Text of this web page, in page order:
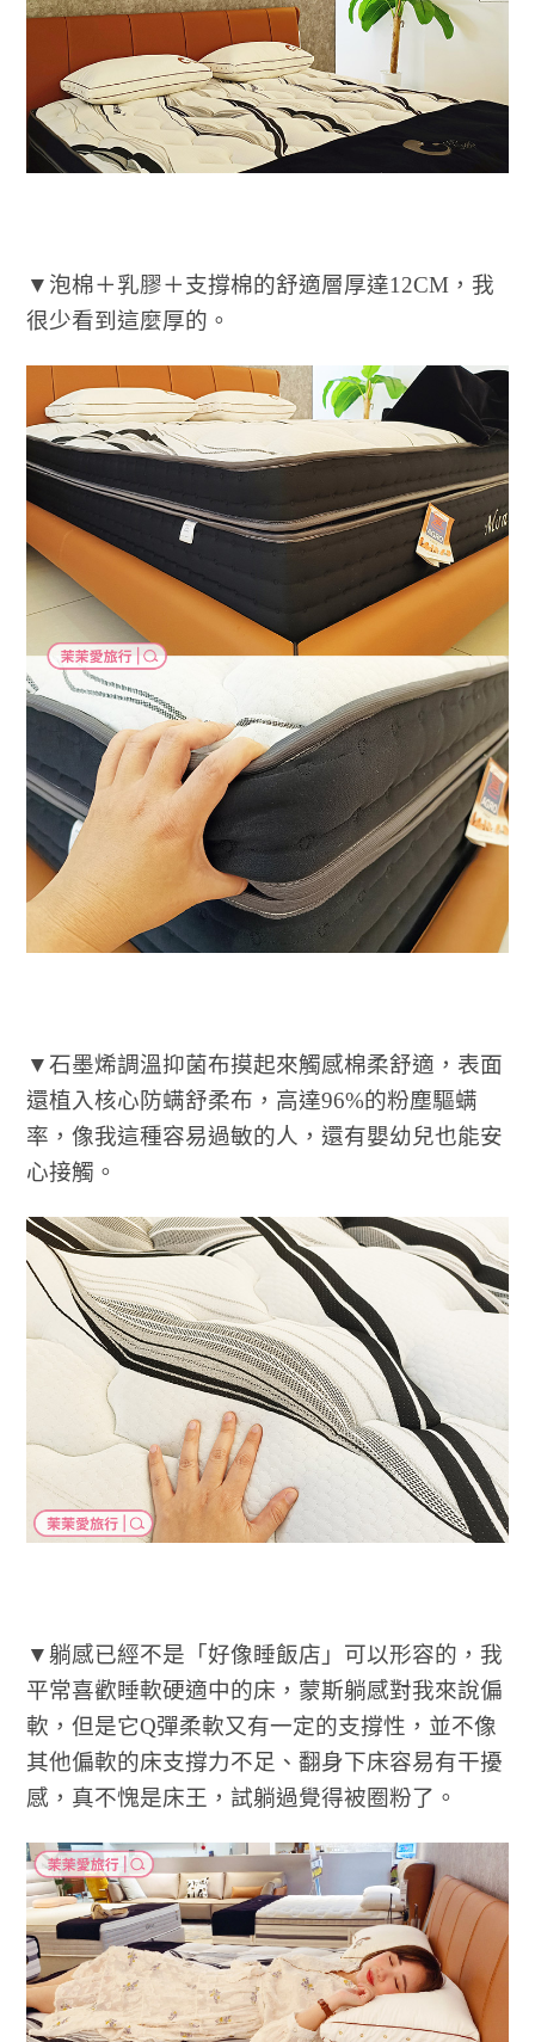
▼泡棉＋乳膠＋支撐棉的舒適層厚達12CM，我
很少看到這麼厚的。
▼石墨烯調溫抑菌布摸起來觸感棉柔舒適，表面
還植入核心防螨舒柔布，高達96%的粉塵驅螨
率，像我這種容易過敏的人，還有嬰幼兒也能安
心接觸。
▼躺感已經不是「好像睡飯店」可以形容的，我
平常喜歡睡軟硬適中的床，蒙斯躺感對我來說偏
軟，但是它Q彈柔軟又有一定的支撐性，並不像
其他偏軟的床支撐力不足、翻身下床容易有干擾
感，真不愧是床王，試躺過覺得被圈粉了。